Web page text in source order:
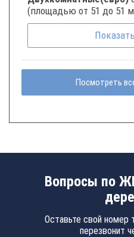
(площадью от 51 до 51 м
Показать
Посмотреть
Вопросы по
Оставьте свой номер
перезвонит